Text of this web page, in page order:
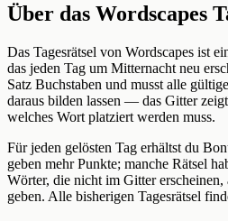
Über das Wordscapes
Das Tagesrätsel von Wordscapes ist
das jeden Tag um Mitternacht neu
Satz Buchstaben und musst alle
daraus bilden lassen — das Gitter
welches Wort platziert werden muss.
Für jeden gelösten Tag erhältst du
geben mehr Punkte; manche Rätsel
Wörter, die nicht im Gitter erscheinen,
geben. Alle bisherigen Tagesrätsel